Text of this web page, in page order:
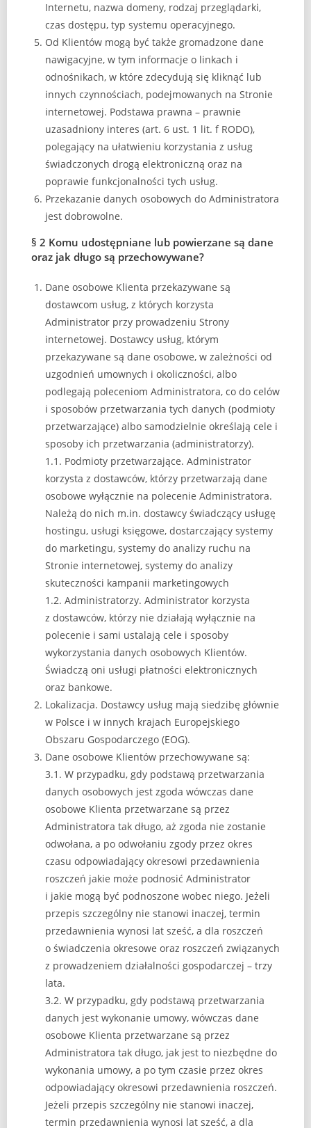
Internetu, nazwa domeny, rodzaj przeglądarki,
czas dostępu, typ systemu operacyjnego.
Od Klientów mogą być także gromadzone dane
nawigacyjne, w tym informacje o linkach i
odnośnikach, w które zdecydują się kliknąć lub
innych czynnościach, podejmowanych na Stronie
internetowej. Podstawa prawna – prawnie
uzasadniony interes (art. 6 ust. 1 lit. f RODO),
polegający na ułatwieniu korzystania z usług
świadczonych drogą elektroniczną oraz na
poprawie funkcjonalności tych usług.
Przekazanie danych osobowych do Administratora
jest dobrowolne.
§ 2 Komu udostępniane lub powierzane są dane
oraz jak długo są przechowywane?
Dane osobowe Klienta przekazywane są
dostawcom usług, z których korzysta
Administrator przy prowadzeniu Strony
internetowej. Dostawcy usług, którym
przekazywane są dane osobowe, w zależności od
uzgodnień umownych i okoliczności, albo
podlegają poleceniom Administratora, co do celów
i sposobów przetwarzania tych danych (podmioty
przetwarzające) albo samodzielnie określają cele i
sposoby ich przetwarzania (administratorzy).
1.1. Podmioty przetwarzające. Administrator
korzysta z dostawców, którzy przetwarzają dane
osobowe wyłącznie na polecenie Administratora.
Należą do nich m.in. dostawcy świadczący usługę
hostingu, usługi księgowe, dostarczający systemy
do marketingu, systemy do analizy ruchu na
Stronie internetowej, systemy do analizy
skuteczności kampanii marketingowych
1.2. Administratorzy. Administrator korzysta
z dostawców, którzy nie działają wyłącznie na
polecenie i sami ustalają cele i sposoby
wykorzystania danych osobowych Klientów.
Świadczą oni usługi płatności elektronicznych
oraz bankowe.
Lokalizacja. Dostawcy usług mają siedzibę głównie
w Polsce i w innych krajach Europejskiego
Obszaru Gospodarczego (EOG).
Dane osobowe Klientów przechowywane są:
3.1. W przypadku, gdy podstawą przetwarzania
danych osobowych jest zgoda wówczas dane
osobowe Klienta przetwarzane są przez
Administratora tak długo, aż zgoda nie zostanie
odwołana, a po odwołaniu zgody przez okres
czasu odpowiadający okresowi przedawnienia
roszczeń jakie może podnosić Administrator
i jakie mogą być podnoszone wobec niego. Jeżeli
przepis szczególny nie stanowi inaczej, termin
przedawnienia wynosi lat sześć, a dla roszczeń
o świadczenia okresowe oraz roszczeń związanych
z prowadzeniem działalności gospodarczej – trzy
lata.
3.2. W przypadku, gdy podstawą przetwarzania
danych jest wykonanie umowy, wówczas dane
osobowe Klienta przetwarzane są przez
Administratora tak długo, jak jest to niezbędne do
wykonania umowy, a po tym czasie przez okres
odpowiadający okresowi przedawnienia roszczeń.
Jeżeli przepis szczególny nie stanowi inaczej,
termin przedawnienia wynosi lat sześć, a dla